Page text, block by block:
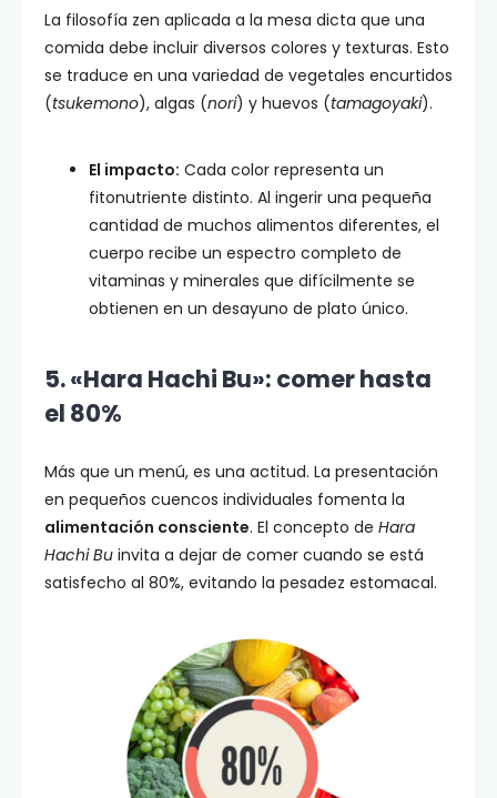
La filosofía zen aplicada a la mesa dicta que una
comida debe incluir diversos colores y texturas. Esto
se traduce en una variedad de vegetales encurtidos
(tsukemono), algas (nori) y huevos (tamagoyaki).
El impacto: Cada color representa un
fitonutriente distinto. Al ingerir una pequeña
cantidad de muchos alimentos diferentes, el
cuerpo recibe un espectro completo de
vitaminas y minerales que difícilmente se
obtienen en un desayuno de plato único.
5. «Hara Hachi Bu»: comer hasta
el 80%
Más que un menú, es una actitud. La presentación
en pequeños cuencos individuales fomenta la
alimentación consciente. El concepto de Hara
Hachi Bu invita a dejar de comer cuando se está
satisfecho al 80%, evitando la pesadez estomacal.